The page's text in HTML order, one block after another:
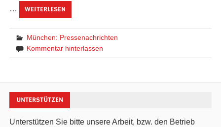
… WEITERLESEN
München: Pressenachrichten
Kommentar hinterlassen
UNTERSTÜTZEN
Unterstützen Sie bitte unsere Arbeit, bzw. den Betrieb